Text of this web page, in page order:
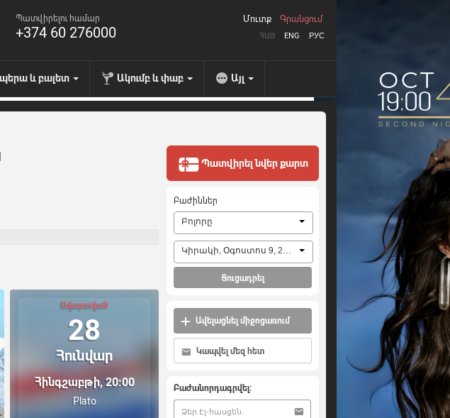
Պատվիրելու համար
+374 60 276000 ՀԱՅ ENG РУС
Մուտք Գրանցում
և բալետ Ակումբ և փաբ Այլ
Ավարտված
28
Հունվար
Հինգշաբթի, 20:00
Plato
Պատվիրել նվեր քարտ
Բաժիններ
Բոլորը
Կիրակի, Օգոստոս 9, 2026
Ցուցադրել
Ավելացնել միջոցառում
Կապվել մեզ հետ
Բաժանորդագրվել: